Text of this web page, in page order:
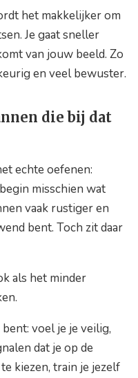
het makkelijker om
Je gaat sneller
van jouw beeld. Zo
en veel bewuster.
die bij dat
echte oefenen:
misschien wat
vaak rustiger en
bent. Toch zit daar
als het minder
voel je je veilig,
dat je op de
kiezen, train je jezelf